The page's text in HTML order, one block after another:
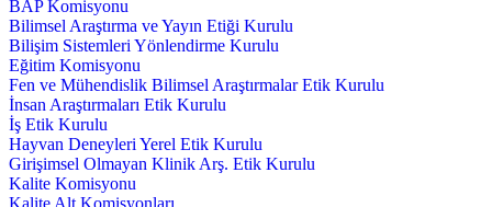
BAP Komisyonu
Bilimsel Araştırma ve Yayın Etiği Kurulu
Bilişim Sistemleri Yönlendirme Kurulu
Eğitim Komisyonu
Fen ve Mühendislik Bilimsel Araştırmalar Etik Kurulu
İnsan Araştırmaları Etik Kurulu
İş Etik Kurulu
Hayvan Deneyleri Yerel Etik Kurulu
Girişimsel Olmayan Klinik Arş. Etik Kurulu
Kalite Komisyonu